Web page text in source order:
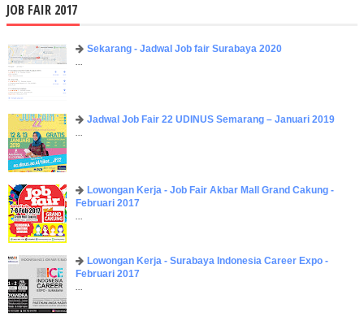
JOB FAIR 2017
Sekarang - Jadwal Job fair Surabaya 2020
...
Jadwal Job Fair 22 UDINUS Semarang – Januari 2019
...
Lowongan Kerja - Job Fair ​Akbar ​Mall Grand Cakung -
Februari 2017
...
Lowongan Kerja - Surabaya Indonesia Career Expo -
Februari 2017
...